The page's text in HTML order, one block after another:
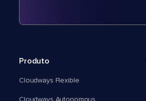
Produto
Cloudways Flexible